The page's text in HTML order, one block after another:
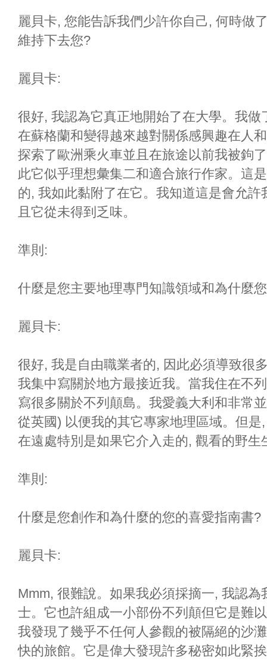
麗貝卡, 您能告訴我們少許你自己, 何時做
維持下去您?
麗貝卡:
很好, 我認為它真正地開始了在大學。我
在蘇格蘭和變得越來越對關係感興趣在人
探索了歐洲乘火車並且在旅途以前我被鉤
此它似乎理想彙集二和適合旅行作家。這
的, 我如此黏附了在它。我知道這是會允
且它從未得到乏味。
準則:
什麼是您主要地理專門知識領域和為什麼
麗貝卡:
很好, 我是自由職業者的, 因此必須導致很
我集中寫關於地方最接近我。當我住在不
寫很多關於不列顛島。我愛義大利和非常
從英國) 以便我的其它專家地理區域。但
在遠處特別是如果它介入走的, 觀看的野
準則:
什麼是您創作和為什麼的您的喜愛指南書?
麗貝卡:
Mmm, 很難說。如果我必須採摘一, 我認
士。它也許組成一小部份不列顛但它是難
我發現了幾乎不任何人參觀的被隔絕的沙
快的旅館。它是偉大發現許多秘密如此緊